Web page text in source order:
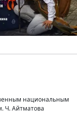
национальным
Ч. Айтматова